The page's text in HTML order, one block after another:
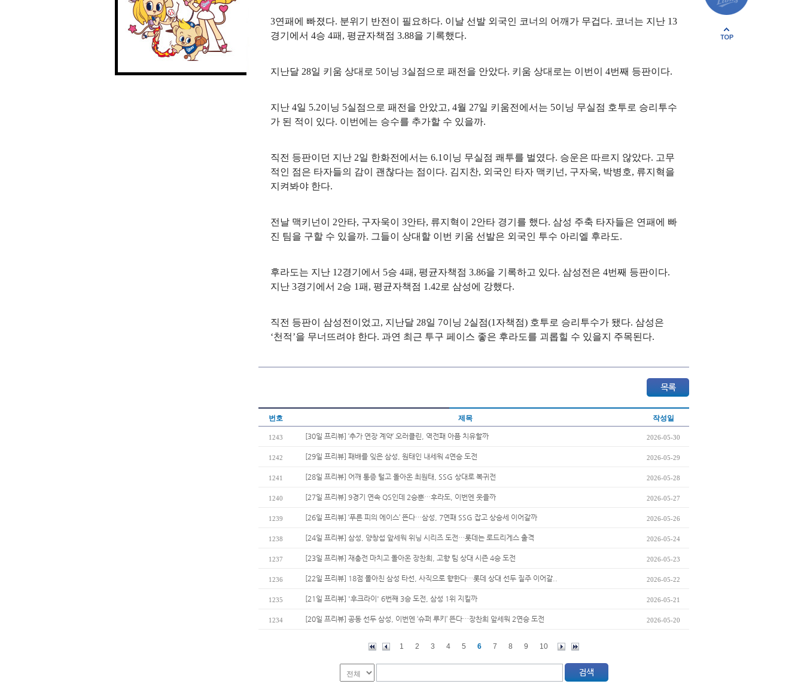
3연패에 빠졌다. 분위기 반전이 필요하다. 이날 선발 외국인 코너의 어깨가 무겁다. 코너는 지난 13
경기에서 4승 4패, 평균자책점 3.88을 기록했다.
지난달 28일 키움 상대로 5이닝 3실점으로 패전을 안았다. 키움 상대로는 이번이 4번째 등판이다.
지난 4일 5.2이닝 5실점으로 패전을 안았고, 4월 27일 키움전에서는 5이닝 무실점 호투로 승리투수
가 된 적이 있다. 이번에는 승수를 추가할 수 있을까.
직전 등판이던 지난 2일 한화전에서는 6.1이닝 무실점 쾌투를 벌였다. 승운은 따르지 않았다. 고무
적인 점은 타자들의 감이 괜찮다는 점이다. 김지찬, 외국인 타자 맥키넌, 구자욱, 박병호, 류지혁을
지켜봐야 한다.
전날 맥키넌이 2안타, 구자욱이 3안타, 류지혁이 2안타 경기를 했다. 삼성 주축 타자들은 연패에 빠
진 팀을 구할 수 있을까. 그들이 상대할 이번 키움 선발은 외국인 투수 아리엘 후라도.
후라도는 지난 12경기에서 5승 4패, 평균자책점 3.86을 기록하고 있다. 삼성전은 4번째 등판이다.
지난 3경기에서 2승 1패, 평균자책점 1.42로 삼성에 강했다.
직전 등판이 삼성전이었고, 지난달 28일 7이닝 2실점(1자책점) 호투로 승리투수가 됐다. 삼성은
‘천적’을 무너뜨려야 한다. 과연 최근 투구 페이스 좋은 후라도를 괴롭힐 수 있을지 주목된다.
번호 제목 작성일
1243 [30일 프리뷰] ‘추가 연장 계약’ 오러클린, 역전패 아픔 치유할까 2026-05-30
1242 [29일 프리뷰] 패배를 잊은 삼성, 원태인 내세워 4연승 도전 2026-05-29
1241 [28일 프리뷰] 어깨 통증 털고 돌아온 최원태, SSG 상대로 복귀전 2026-05-28
1240 [27일 프리뷰] 9경기 연속 QS인데 2승뿐…후라도, 이번엔 웃을까 2026-05-27
1239 [26일 프리뷰] ‘푸른 피의 에이스’ 뜬다…삼성, 7연패 SSG 잡고 상승세 이어갈까 2026-05-26
1238 [24일 프리뷰] 삼성, 양창섭 앞세워 위닝 시리즈 도전…롯데는 로드리게스 출격 2026-05-24
1237 [23일 프리뷰] 재충전 마치고 돌아온 장찬희, 고향 팀 상대 시즌 4승 도전 2026-05-23
1236 [22일 프리뷰] 18점 몰아친 삼성 타선, 사직으로 향한다…롯데 상대 선두 질주 이어갈.. 2026-05-22
1235 [21일 프리뷰] '후크라이' 6번째 3승 도전, 삼성 1위 지킬까 2026-05-21
1234 [20일 프리뷰] 공동 선두 삼성, 이번엔 ‘슈퍼 루키’ 뜬다…장찬희 앞세워 2연승 도전 2026-05-20
1 2 3 4 5 6 7 8 9 10